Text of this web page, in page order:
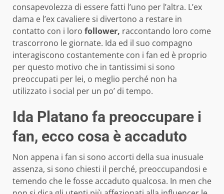
consapevolezza di essere fatti l’uno per l’altra. L’ex
dama e l’ex cavaliere si divertono a restare in
contatto con i loro follower, raccontando loro come
trascorrono le giornate. Ida ed il suo compagno
interagiscono costantemente con i fan ed è proprio
per questo motivo che in tantissimi si sono
preoccupati per lei, o meglio perché non ha
utilizzato i social per un po’ di tempo.
Ida Platano fa preoccupare i
fan, ecco cosa è accaduto
Non appena i fan si sono accorti della sua inusuale
assenza, si sono chiesti il perché, preoccupandosi e
temendo che le fosse accaduto qualcosa. In men che